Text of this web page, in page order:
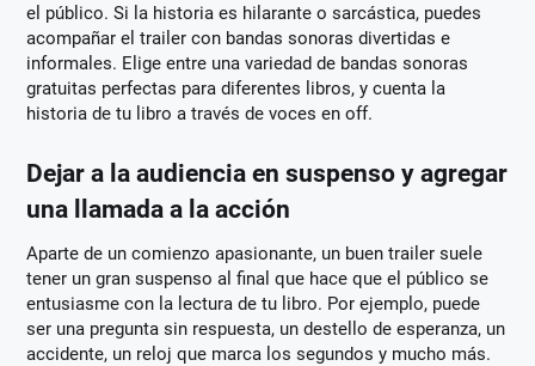
el público. Si la historia es hilarante o sarcástica, puedes
acompañar el trailer con bandas sonoras divertidas e
informales. Elige entre una variedad de bandas sonoras
gratuitas perfectas para diferentes libros, y cuenta la
historia de tu libro a través de voces en off.
Dejar a la audiencia en suspenso y agregar
una llamada a la acción
Aparte de un comienzo apasionante, un buen trailer suele
tener un gran suspenso al final que hace que el público se
entusiasme con la lectura de tu libro. Por ejemplo, puede
ser una pregunta sin respuesta, un destello de esperanza, un
accidente, un reloj que marca los segundos y mucho más.